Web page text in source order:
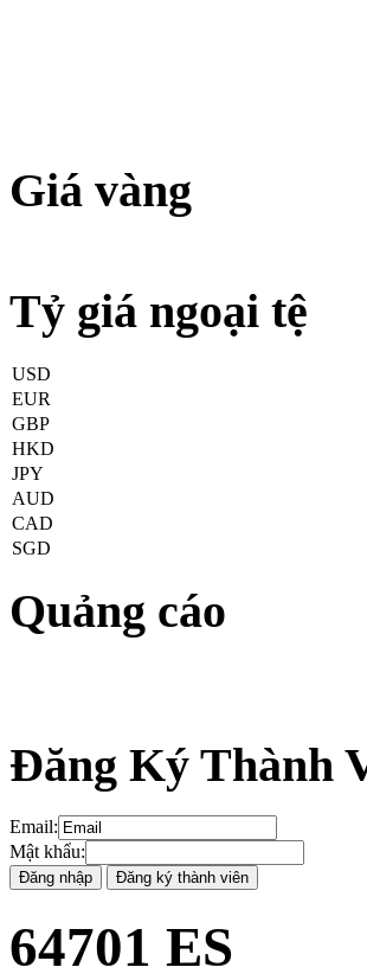
Giá vàng
Tỷ giá ngoại tệ
USD
EUR
GBP
HKD
JPY
AUD
CAD
SGD
Quảng cáo
Đăng Ký Thành
Email:
Mật khẩu:
64701 ES